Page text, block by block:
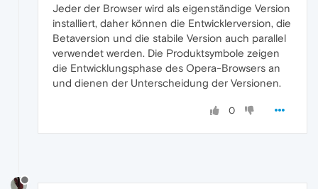
Jeder der Browser wird als eigenständige Version
installiert, daher können die Entwicklerversion, die
Betaversion und die stabile Version auch parallel
verwendet werden. Die Produktsymbole zeigen
die Entwicklungsphase des Opera-Browsers an
und dienen der Unterscheidung der Versionen.
0